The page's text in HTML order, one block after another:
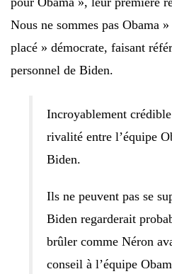
Nous ne sommes pas Obama
placé » démocrate, faisant
personnel de Biden.
Incroyablement
rivalité entre l’équipe
Biden.
Ils ne peuvent pas se
Biden regarderait
brûler comme Néron
conseil à l’équipe